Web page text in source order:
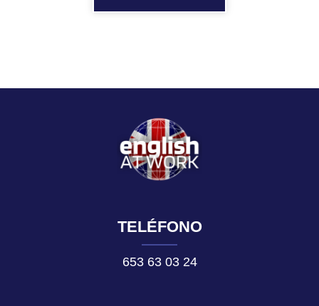
TELÉFONO
653 63 03 24